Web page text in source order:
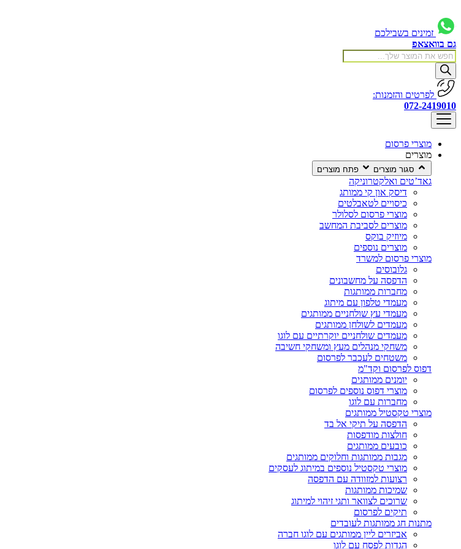
לתוכן
זמינים בשבילכם
גם בוואצאפ
Products
search
לפרטים והזמנות:
072-2419010
מוצרי פרסום
מוצרים
סגור מוצרים פתח מוצרים
גאד’טים ואלקטרוניקה
דיסק און קי ממותג
כיסויים לטאבלטים
מוצרי פרסום לסלולר
מוצרים לסביבת המחשב
מיוזיק בוקס
מוצרים נוספים
מוצרי פרסום למשרד
גלובוסים
הדפסה על מחשבונים
מחברות ממותגות
מעמדי טלפון עם מיתוג
מעמדי עץ שולחניים ממותגים
מעמדים לשולחן ממותגים
מעמדים שולחניים יוקרתיים עם לוגו
משחקי מנהלים מעץ ומשחקי חשיבה
משטחים לעכבר לפרסום
דפוס לפרסום וקד"מ
יומנים ממותגים
מוצרי דפוס נוספים לפרסום
מחברות עם לוגו
מוצרי טקסטיל ממותגים
הדפסה על תיקי אל בד
חולצות מודפסות
כובעים ממותגים
מגבות ממותגות וחלוקים ממותגים
מוצרי טקסטיל נוספים במיתוג לעסקים
רצועות למזוודה עם הדפסה
שמיכות ממותגות
שרוכים לצוואר ותגי זיהוי למיתוג
תיקים לפרסום
מתנות חג ממותגות לעובדים
אביזרים ליין ממותגים עם לוגו חברה
הגדות לפסח עם לוגו